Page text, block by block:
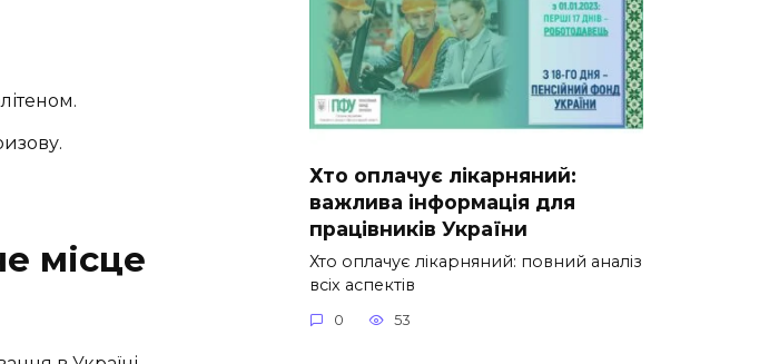
місце
Хто оплачує лікарняний:
важлива інформація для
працівників України
Хто оплачує лікарняний: повний аналіз
всіх аспектів
0 53